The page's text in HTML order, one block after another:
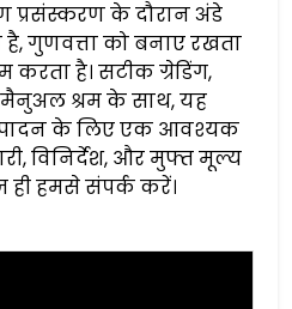
प्रसंस्करण के दौरान अंडे
गुणवत्ता को बनाए रखता
है। सटीक ग्रेडिंग,
श्रम के साथ, यह
के लिए एक आवश्यक
विनिर्देश, और मुफ्त मूल्य
हमसे संपर्क करें।